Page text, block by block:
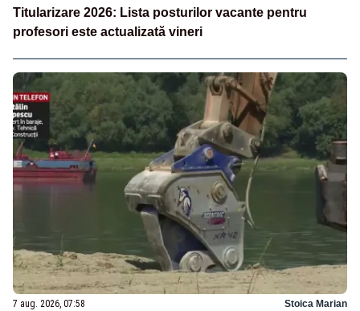
Titularizare 2026: Lista posturilor vacante pentru
profesori este actualizată vineri
7 aug. 2026, 07:58 Stoica Marian